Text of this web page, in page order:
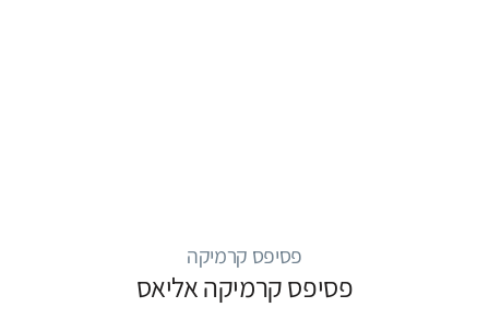
פסיפס קרמיקה
פסיפס קרמיקה אליאס